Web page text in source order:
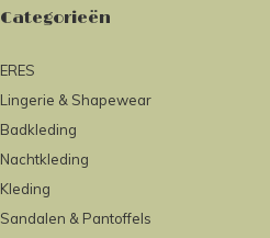
Categorieën
ERES
Lingerie & Shapewear
Badkleding
Nachtkleding
Kleding
Sandalen & Pantoffels